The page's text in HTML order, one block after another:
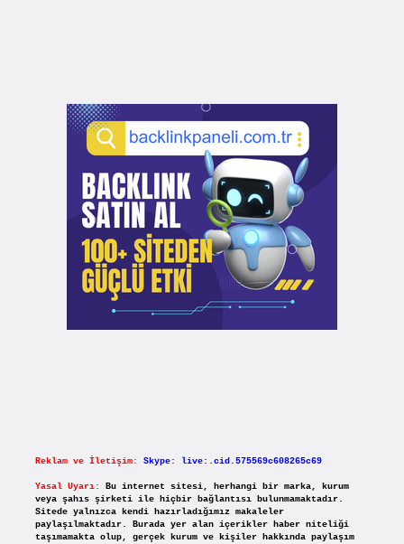
Reklam ve İletişim: Skype: live:.cid.575569c608265c69
Yasal Uyarı:
Bu internet sitesi, herhangi bir marka, kurum
veya şahıs şirketi ile hiçbir bağlantısı bulunmamaktadır.
Sitede yalnızca kendi hazırladığımız makaleler
paylaşılmaktadır. Burada yer alan içerikler haber niteliği
taşımamakta olup, gerçek kurum ve kişiler hakkında paylaşım